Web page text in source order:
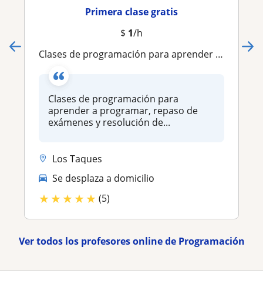
Primera clase gratis
$ 1/h
Clases de programación para aprender a programar, repaso de exámenes y resolución de guías en Java, Php, Laravel, Python y más
Clases de programación para
aprender a programar, repaso de
exámenes y resolución de...
Los Taques
Se desplaza a domicilio
★★★★★ (5)
Ver todos los profesores online de Programación